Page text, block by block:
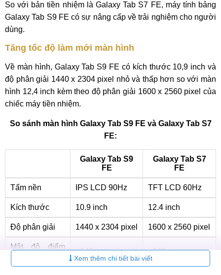
So với bản tiền nhiệm là Galaxy Tab S7 FE, máy tính bảng
Galaxy Tab S9 FE có sự nâng cấp về trải nghiệm cho người
dùng.
Tăng tốc độ làm mới màn hình
Về màn hình, Galaxy Tab S9 FE có kích thước 10,9 inch và
độ phân giải 1440 x 2304 pixel nhỏ và thấp hơn so với màn
hình 12,4 inch kèm theo độ phân giải 1600 x 2560 pixel của
chiếc máy tiền nhiệm.
So sánh màn hình Galaxy Tab S9 FE và Galaxy Tab S7
FE:
Galaxy Tab S9
FE
Galaxy Tab S7
FE
Tấm nền IPS LCD 90Hz TFT LCD 60Hz
Kích thước 10.9 inch 12.4 inch
Độ phân giải 1440 x 2304 pixel 1600 x 2560 pixel
Mật độ điểm
~249 ppi ~243 ppi
Xem thêm chi tiết bài viết